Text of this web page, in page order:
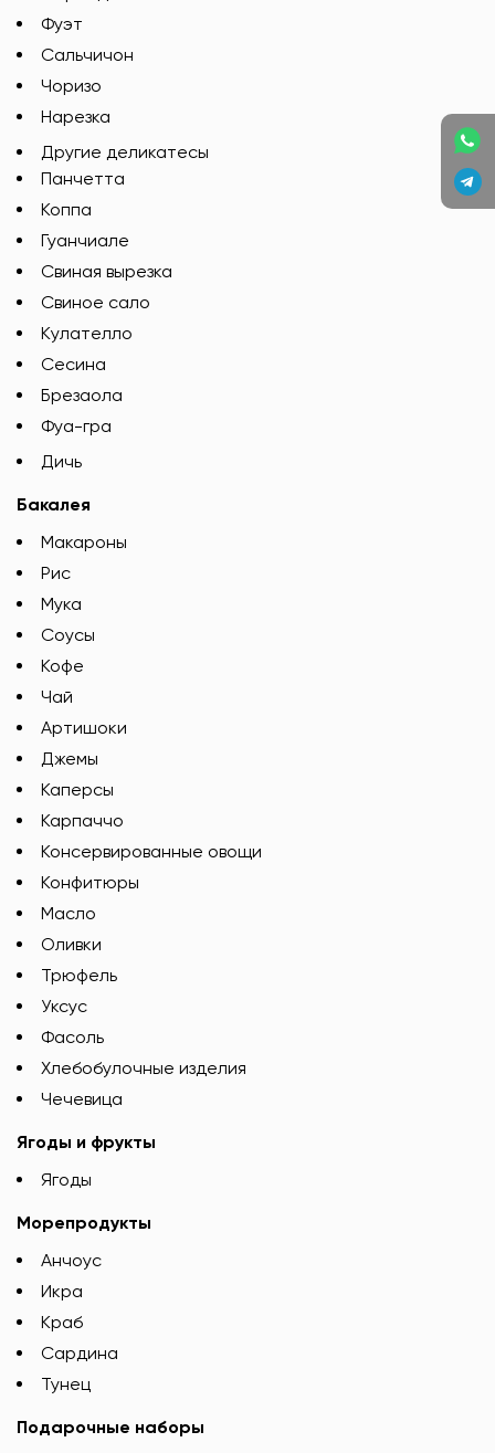
Фуэт
Сальчичон
Чоризо
Нарезка
Другие деликатесы
Панчетта
Коппа
Гуанчиале
Свиная вырезка
Свиное сало
Кулателло
Сесина
Брезаола
Фуа-гра
Дичь
Бакалея
Макароны
Рис
Мука
Соусы
Кофе
Чай
Артишоки
Джемы
Каперсы
Карпаччо
Консервированные овощи
Конфитюры
Масло
Оливки
Трюфель
Уксус
Фасоль
Хлебобулочные изделия
Чечевица
Ягоды и фрукты
Ягоды
Морепродукты
Анчоус
Икра
Краб
Сардина
Тунец
Подарочные наборы